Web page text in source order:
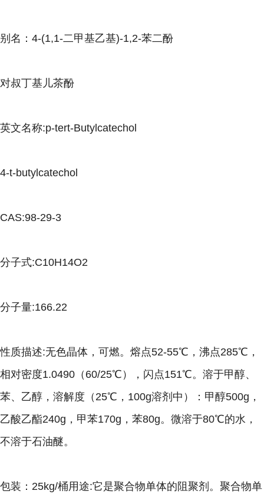
别名：4-(1,1-二甲基乙基)-1,2-苯二酚
对叔丁基儿茶酚
英文名称:p-tert-Butylcatechol
4-t-butylcatechol
CAS:98-29-3
分子式:C10H14O2
分子量:166.22
性质描述:无色晶体，可燃。熔点52-55℃，沸点285℃，
相对密度1.0490（60/25℃），闪点151℃。溶于甲醇、
苯、乙醇，溶解度（25℃，100g溶剂中）：甲醇500g，
乙酸乙酯240g，甲苯170g，苯80g。微溶于80℃的水，
不溶于石油醚。
包装：25kg/桶用途:它是聚合物单体的阻聚剂。聚合物单